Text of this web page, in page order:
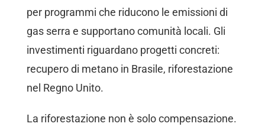
per programmi che riducono le emissioni di
gas serra e supportano comunità locali. Gli
investimenti riguardano progetti concreti:
recupero di metano in Brasile, riforestazione
nel Regno Unito.
La riforestazione non è solo compensazione.